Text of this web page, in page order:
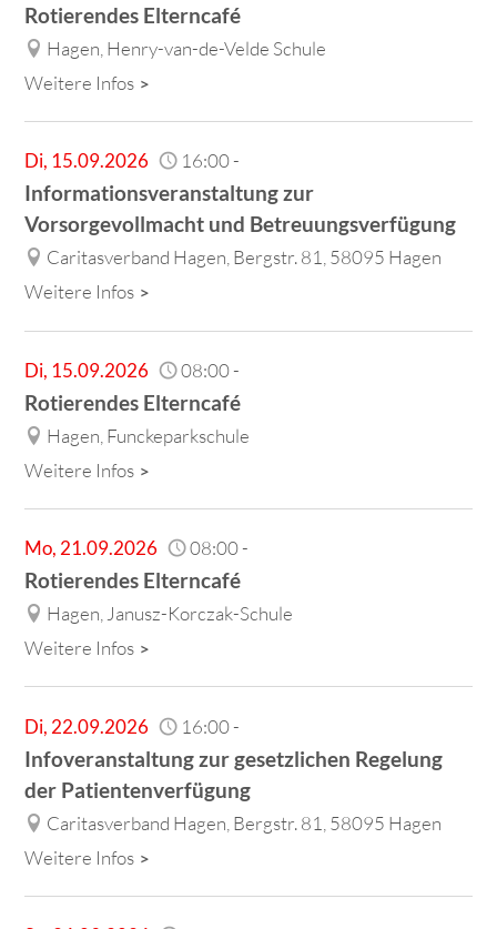
Rotierendes Elterncafé
Hagen, Henry-van-de-Velde Schule
Weitere Infos
Di, 15.09.2026 16:00-
Informationsveranstaltung zur
Vorsorgevollmacht und Betreuungsverfügung
Caritasverband Hagen, Bergstr. 81, 58095 Hagen
Weitere Infos
Di, 15.09.2026 08:00-
Rotierendes Elterncafé
Hagen, Funckeparkschule
Weitere Infos
Mo, 21.09.2026 08:00-
Rotierendes Elterncafé
Hagen, Janusz-Korczak-Schule
Weitere Infos
Di, 22.09.2026 16:00-
Infoveranstaltung zur gesetzlichen Regelung
der Patientenverfügung
Caritasverband Hagen, Bergstr. 81, 58095 Hagen
Weitere Infos